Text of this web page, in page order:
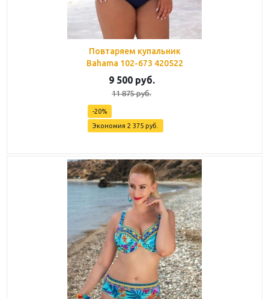
Повтаряем купальник
Bahama 102-673 420522
9 500руб.
11 875руб.
-20%
Экономия 2 375руб.